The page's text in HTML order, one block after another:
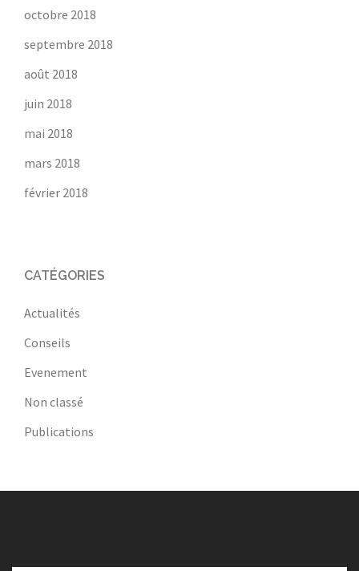
octobre 2018
septembre 2018
août 2018
juin 2018
mai 2018
mars 2018
février 2018
CATÉGORIES
Actualités
Conseils
Evenement
Non classé
Publications